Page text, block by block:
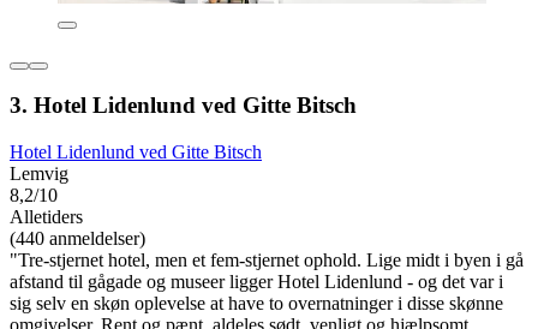
3. Hotel Lidenlund ved Gitte Bitsch
Hotel Lidenlund ved Gitte Bitsch
Lemvig
8,2/10
Alletiders
(440 anmeldelser)
"Tre-stjernet hotel, men et fem-stjernet ophold. Lige midt i byen i gå
afstand til gågade og museer ligger Hotel Lidenlund - og det var i
sig selv en skøn oplevelse at have to overnatninger i disse skønne
omgivelser. Rent og pænt, aldeles sødt, venligt og hjælpsomt